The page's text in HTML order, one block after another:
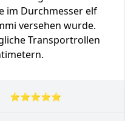
im Durchmesser elf
versehen wurde.
Transportrollen
⭐⭐⭐⭐⭐